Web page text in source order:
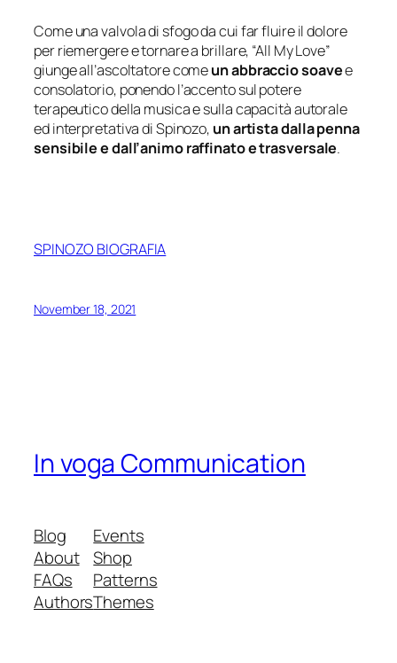
Come una valvola di sfogo da cui far fluire il dolore
per riemergere e tornare a brillare, “All My Love”
giunge all’ascoltatore comeun abbraccio soavee
consolatorio, ponendo l’accento sul potere
terapeutico della musica e sulla capacità autorale
ed interpretativa di Spinozo, un artista dalla penna
sensibile e dall’animo raffinato e trasversale.
SPINOZO BIOGRAFIA
November 18, 2021
In voga Communication
Blog
About
FAQs
Authors
Events
Shop
Patterns
Themes